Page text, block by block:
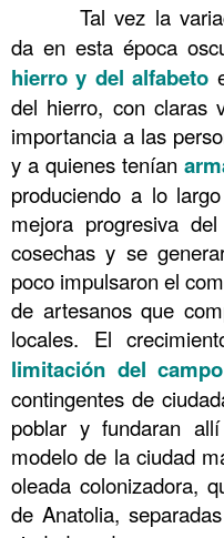
Tal vez la
da en esta época
hierro y del alfabeto
del hierro, con claras
importancia a las
y a quienes tenían
produciendo a lo
mejora progresiva
cosechas y se
poco impulsaron el
de artesanos que
locales. El
limitación del
contingentes de
poblar y fundaran
modelo de la ciudad
oleada colonizadora,
de Anatolia,